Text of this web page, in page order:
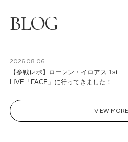
BLOG
2026.08.06
【参戦レポ】ローレン・イロアス 1st
LIVE「FACE」に行ってきました！
VIEW MORE